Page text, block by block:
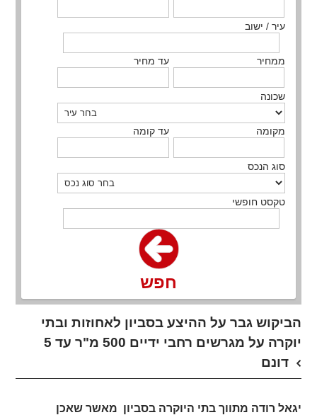
עיר / ישוב
ממחיר עד מחיר
שכונה
מקומה עד קומה
סוג הנכס
טקסט חופשי
חפש
הביקוש גבר על ההיצע בסביון לאחוזות ובתי
יוקרה על מגרשים רחבי ידיים 500 מ"ר עד 5
דונם
יגאל רודה מתווך בתי היוקרה בסביון מאשר שאכן